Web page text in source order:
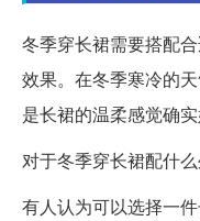
冬季穿长裙需要搭配
效果。在冬季寒冷的
是长裙的温柔感觉确实
对于冬季穿长裙配什
有人认为可以选择一